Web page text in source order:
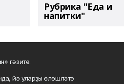
Рубрика "Еда и
напитки"
гәзите.
йә уларҙы өлөшләтә